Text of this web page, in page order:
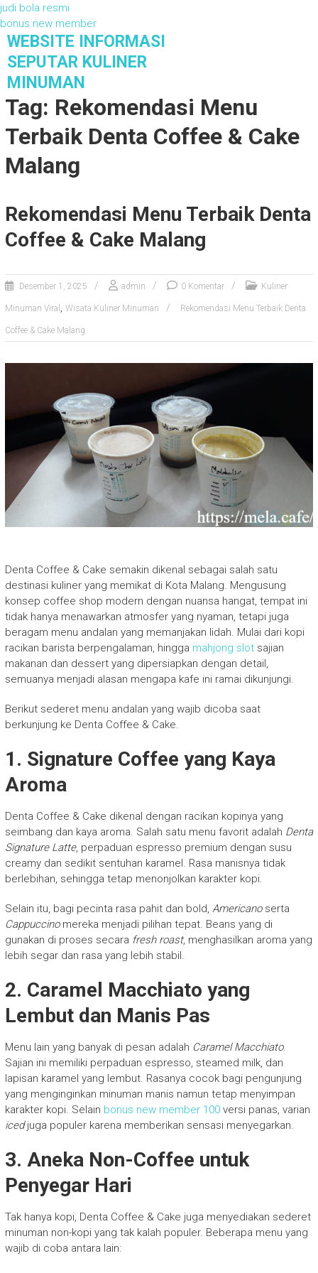
judi bola resmi
bonus new member
WEBSITE INFORMASI
SEPUTAR KULINER
MINUMAN
Tag: Rekomendasi Menu
Terbaik Denta Coffee & Cake
Malang
Rekomendasi Menu Terbaik Denta
Coffee & Cake Malang
Desember 1, 2025 admin 0 Komentar Kuliner
Minuman Viral , Wisata Kuliner Minuman Rekomendasi Menu Terbaik Denta
Coffee & Cake Malang
Denta Coffee & Cake semakin dikenal sebagai salah satu
destinasi kuliner yang memikat di Kota Malang. Mengusung
konsep coffee shop modern dengan nuansa hangat, tempat ini
tidak hanya menawarkan atmosfer yang nyaman, tetapi juga
beragam menu andalan yang memanjakan lidah. Mulai dari kopi
racikan barista berpengalaman, hingga mahjong slotsajian
makanan dan dessert yang dipersiapkan dengan detail,
semuanya menjadi alasan mengapa kafe ini ramai dikunjungi.
Berikut sederet menu andalan yang wajib dicoba saat
berkunjung ke Denta Coffee & Cake.
1. Signature Coffee yang Kaya
Aroma
Denta Coffee & Cake dikenal dengan racikan kopinya yang
seimbang dan kaya aroma. Salah satu menu favorit adalah Denta
Signature Latte, perpaduan espresso premium dengan susu
creamy dan sedikit sentuhan karamel. Rasa manisnya tidak
berlebihan, sehingga tetap menonjolkan karakter kopi.
Selain itu, bagi pecinta rasa pahit dan bold, Americanoserta
Cappuccinomereka menjadi pilihan tepat. Beans yang di
gunakan di proses secara fresh roast, menghasilkan aroma yang
lebih segar dan rasa yang lebih stabil.
2. Caramel Macchiato yang
Lembut dan Manis Pas
Menu lain yang banyak di pesan adalah Caramel Macchiato.
Sajian ini memiliki perpaduan espresso, steamed milk, dan
lapisan karamel yang lembut. Rasanya cocok bagi pengunjung
yang menginginkan minuman manis namun tetap menyimpan
karakter kopi. Selain bonus new member 100versi panas, varian
icedjuga populer karena memberikan sensasi menyegarkan.
3. Aneka Non-Coffee untuk
Penyegar Hari
Tak hanya kopi, Denta Coffee & Cake juga menyediakan sederet
minuman non-kopi yang tak kalah populer. Beberapa menu yang
wajib di coba antara lain: